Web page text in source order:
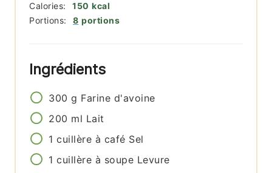
Portions: 8 portions
Calories: 150 kcal
Ingrédients
300 g Farine d'avoine
200 ml Lait
1 cuillère à café Sel
1 cuillère à soupe Levure